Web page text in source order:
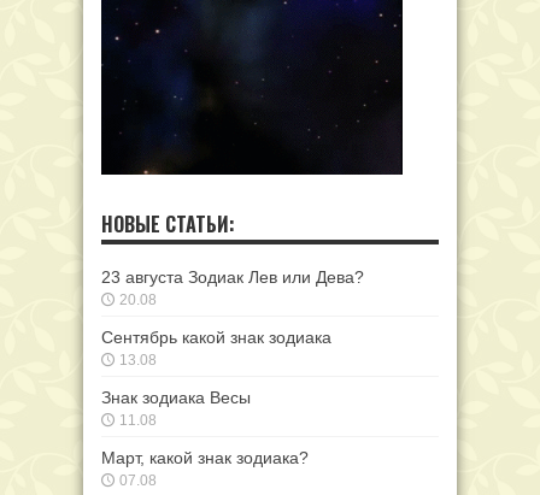
НОВЫЕ СТАТЬИ:
23 августа Зодиак Лев или Дева?
20.08
Сентябрь какой знак зодиака
13.08
Знак зодиака Весы
11.08
Март, какой знак зодиака?
07.08